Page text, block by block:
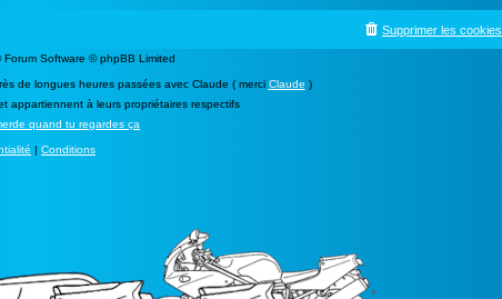
Supprimer les cookies
Forum Software © phpBB Limited
de longues heures passées avec Claude ( merci Claude )
appartiennent à leurs propriétaires respectifs
quand tu regardes ça
| Conditions